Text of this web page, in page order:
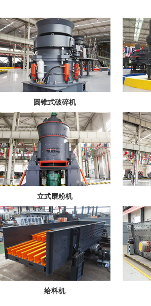
圆锥式破碎机
立式磨粉机
给料机